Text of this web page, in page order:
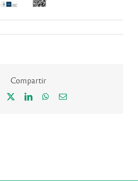
Compartir
Facebook LinkedInWhatsApp
Correo